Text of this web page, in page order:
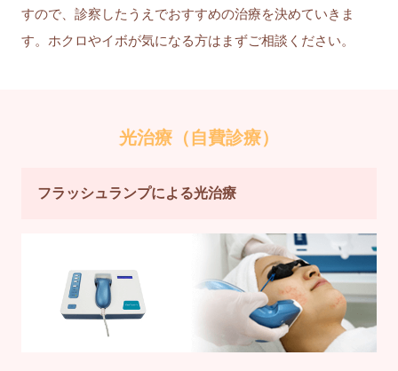
すので、診察したうえでおすすめの治療を決めていきま
す。ホクロやイボが気になる方はまずご相談ください。
光治療（自費診療）
フラッシュランプによる光治療